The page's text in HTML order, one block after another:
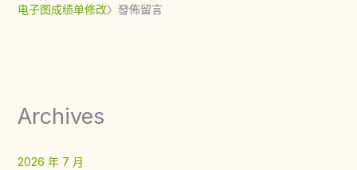
电子图成绩单修改〉發佈留言
Archives
2026 年 7 月